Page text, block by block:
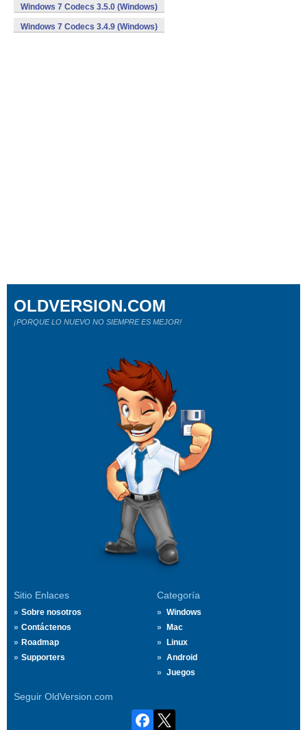
Windows 7 Codecs 3.5.0 (Windows)
Windows 7 Codecs 3.4.9 (Windows)
Sitio Enlaces
Sobre nosotros
Contáctenos
Roadmap
Supporters
Categoría
Windows
Mac
Linux
Android
Juegos
Seguir OldVersion.com
OLDVERSION.COM
¡PORQUE LO NUEVO NO SIEMPRE ES MEJOR!